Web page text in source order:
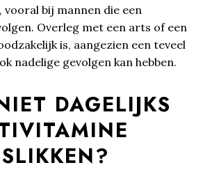
bij mannen die een
Overleg met een arts of een
is, aangezien een teveel
nadelige gevolgen kan hebben.
DAGELIJKS